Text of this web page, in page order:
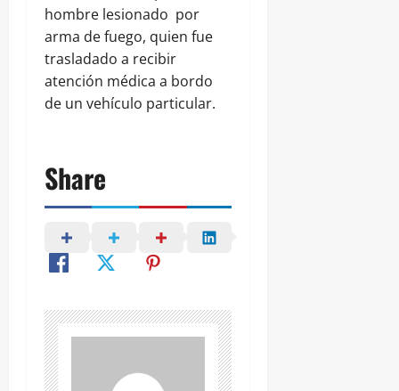
hombre lesionado por
arma de fuego, quien fue
trasladado a recibir
atención médica a bordo
de un vehículo particular.
Share